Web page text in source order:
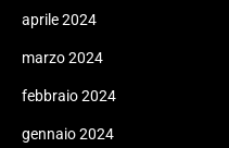
aprile 2024
marzo 2024
febbraio 2024
gennaio 2024